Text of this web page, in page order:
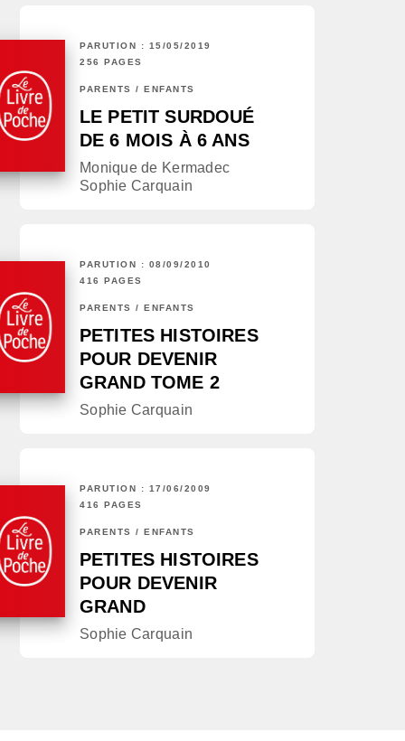
PARUTION : 15/05/2019
256 PAGES
PARENTS / ENFANTS
LE PETIT SURDOUÉ
DE 6 MOIS À 6 ANS
Monique de Kermadec
Sophie Carquain
PARUTION : 08/09/2010
416 PAGES
PARENTS / ENFANTS
PETITES HISTOIRES
POUR DEVENIR
GRAND TOME 2
Sophie Carquain
PARUTION : 17/06/2009
416 PAGES
PARENTS / ENFANTS
PETITES HISTOIRES
POUR DEVENIR
GRAND
Sophie Carquain